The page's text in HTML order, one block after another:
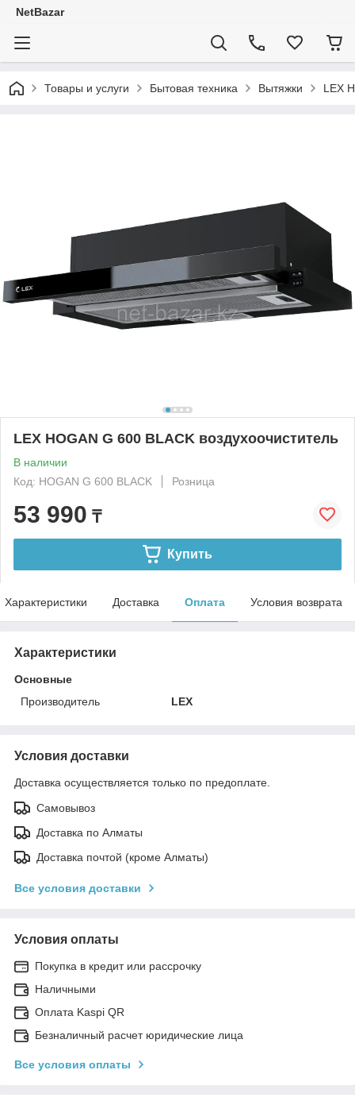
NetBazar
Товары и услуги Бытовая техника Вытяжки LEX
LEX HOGAN G 600 BLACK воздухоочиститель
В наличии
Код: HOGAN G 600 BLACK
Розница
53 990 ₸
Купить
Характеристики Доставка Оплата Условия возврата
Характеристики
Основные
Производитель
LEX
Условия доставки
Доставка осуществляется только по предоплате.
Самовывоз
Доставка по Алматы
Доставка почтой (кроме Алматы)
Все условия доставки
Условия оплаты
Покупка в кредит или рассрочку
Наличными
Оплата Kaspi QR
Безналичный расчет юридические лица
Все условия оплаты